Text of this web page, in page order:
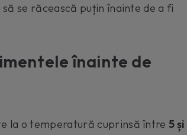
se răcească puțin înainte de a fi
înainte de
la o temperatură cuprinsă între5 și